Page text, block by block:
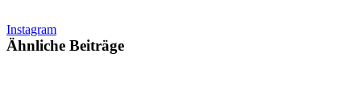
Instagram
Ähnliche Beiträge